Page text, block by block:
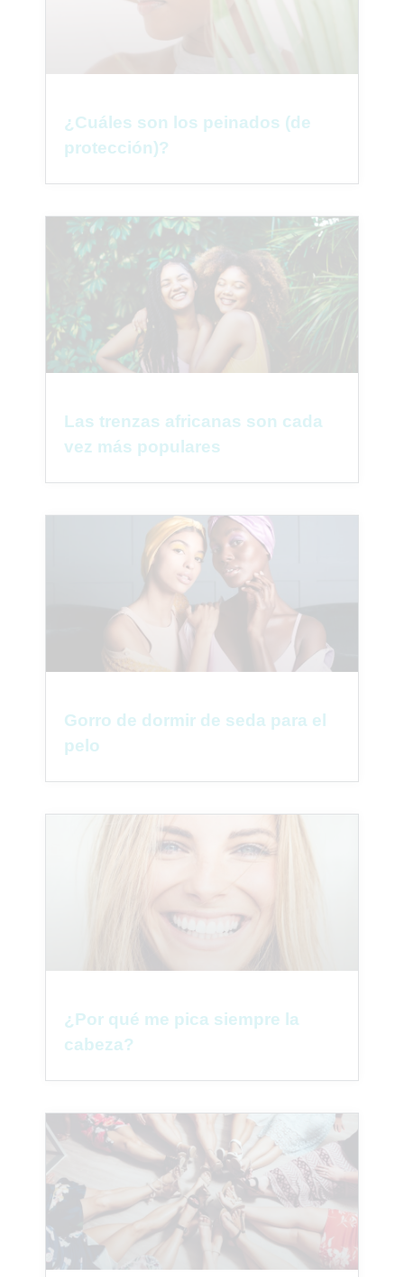
¿Cuáles son los peinados (de
protección)?
Las trenzas africanas son cada
vez más populares
Gorro de dormir de seda para el
pelo
¿Por qué me pica siempre la
cabeza?